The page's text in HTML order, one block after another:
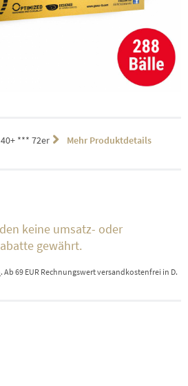
*** 72er Mehr Produktdetails
keine umsatz- oder
gewährt.
. Ab 69 EUR Rechnungswert versandkostenfrei in D.